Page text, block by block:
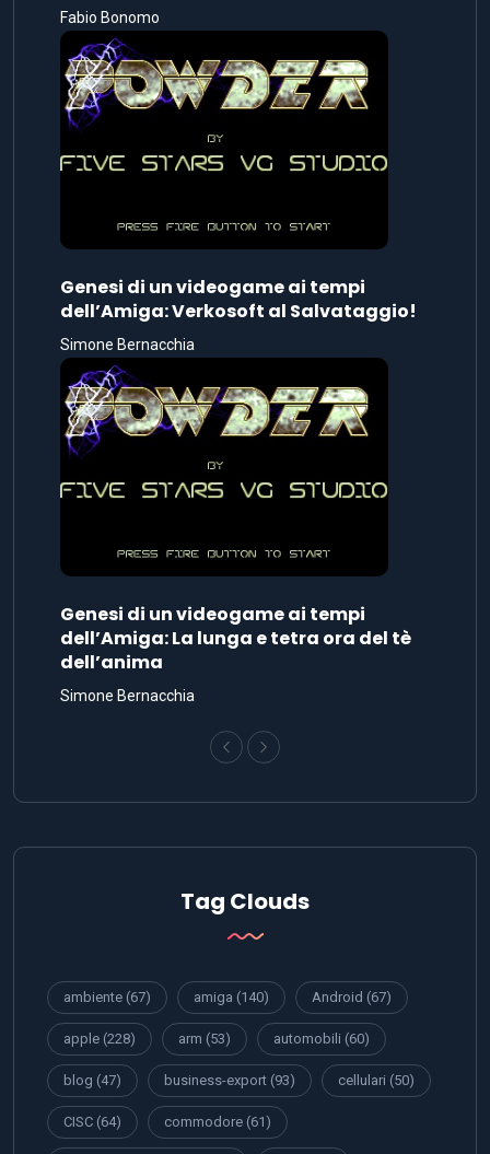
Fabio Bonomo
Genesi di un videogame ai tempi
dell’Amiga: Verkosoft al Salvataggio!
Simone Bernacchia
Genesi di un videogame ai tempi
dell’Amiga: La lunga e tetra ora del tè
dell’anima
Simone Bernacchia
Tag Clouds
ambiente (67) amiga (140) Android (67)
apple (228) arm (53) automobili (60)
blog (47) business-export (93) cellulari (50)
CISC (64) commodore (61)